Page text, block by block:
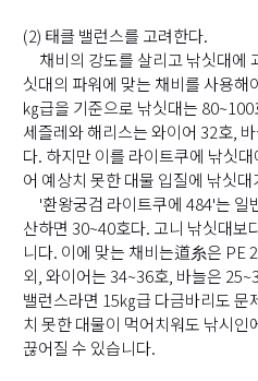
(2) 태클 밸런스를 고려한다.
채비의 강도를 살리고 낚싯대에
싯대의 파워에 맞는 채비를 사용
㎏급을 기준으로 낚싯대는
세즐레와 해리스는 와이어 32호,
다. 하지만 이를 라이트쿠에 낚싯
어 예상치 못한 대물 입질에 낚싯
'환왕궁검 라이트쿠에 484'는 일
산하면 30~40호다. 고니 낚싯대보
니다. 이에 맞는 채비는道糸은 PE
외, 와이어는 34~36호, 바늘은
밸런스라면 15㎏급 다금바리도 문
치 못한 대물이 먹어치워도 낚시
끊어질 수 있습니다.